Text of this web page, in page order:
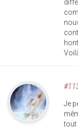
Je
tout